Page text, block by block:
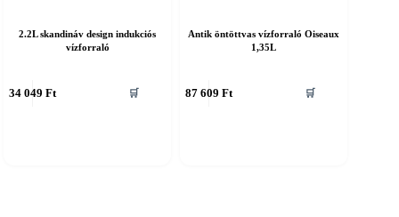
2.2L skandináv design indukciós
vízforraló
34 049 Ft 🛒
Antik öntöttvas vízforraló Oiseaux
1,35L
87 609 Ft 🛒